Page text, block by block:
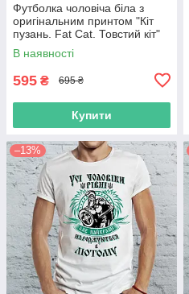
Футболка чоловіча біла з
оригінальним принтом "Кіт
пузань. Fat Cat. Товстий кіт"
Push IT
В наявності
595 ₴ 695 ₴
Купити
–13%